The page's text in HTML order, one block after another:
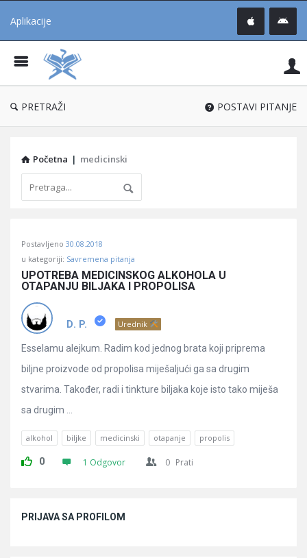
Aplikacije
®
PRETRAŽI POSTAVI PITANJE
Početna | medicinski
Učene
Latest
Pitanja
Postavljeno 30.08.2018
u kategoriji: Savremena pitanja
UPOTREBA MEDICINSKOG ALKOHOLA U
OTAPANJU BILJAKA I PROPOLISA
D. P. Urednik
Esselamu alejkum. Radim kod jednog brata koji priprema
biljne proizvode od propolisa miješaljući ga sa drugim
stvarima. Također, radi i tinkture biljaka koje isto tako miješa
sa drugim ...
alkohol biljke medicinski otapanje propolis
0 1 Odgovor 0 Prati
PRIJAVA SA PROFILOM